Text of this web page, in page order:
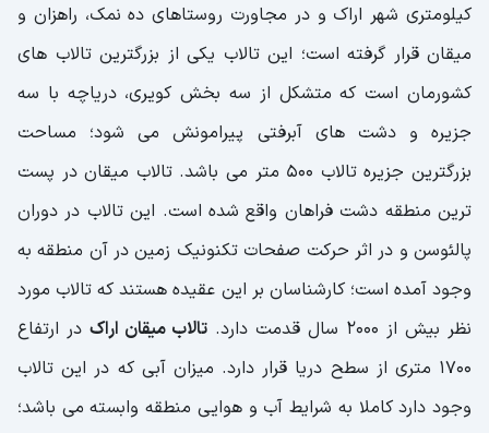
کیلومتری شهر اراک و در مجاورت روستاهای ده نمک، راهزان و
میقان قرار گرفته است؛ این تالاب یکی از بزرگترین تالاب های
کشورمان است که متشکل از سه بخش کویری، دریاچه با سه
جزیره و دشت های آبرفتی پیرامونش می شود؛ مساحت
بزرگترین جزیره تالاب 500 متر می باشد. تالاب میقان در پست
ترین منطقه دشت فراهان واقع شده است. این تالاب در دوران
پالئوسن و در اثر حرکت صفحات تکنونیک زمین در آن منطقه به
وجود آمده است؛ کارشناسان بر این عقیده هستند که تالاب مورد
نظر بیش از 2000 سال قدمت دارد.
تالاب میقان اراک در ارتفاع
1700 متری از سطح دریا قرار دارد. میزان آبی که در این تالاب
وجود دارد کاملا به شرایط آب و هوایی منطقه وابسته می باشد؛